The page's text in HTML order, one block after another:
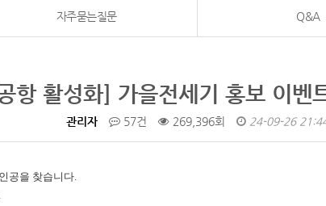
자주묻는질문 Q&A
항 활성화] 가을전세기 홍보 이벤
관리자 57건 269,396회 24-09-26
공을 찾습니다.